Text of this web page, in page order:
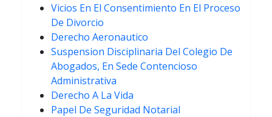
Vicios En El Consentimiento En El Proceso
De Divorcio
Derecho Aeronautico
Suspension Disciplinaria Del Colegio De
Abogados, En Sede Contencioso
Administrativa
Derecho A La Vida
Papel De Seguridad Notarial